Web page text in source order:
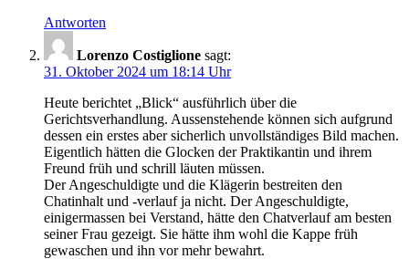
Antworten
Lorenzo Costiglione sagt:
31. Oktober 2024 um 18:14 Uhr
Heute berichtet „Blick“ ausführlich über die
Gerichtsverhandlung. Aussenstehende können sich aufgrund
dessen ein erstes aber sicherlich unvollständiges Bild machen.
Eigentlich hätten die Glocken der Praktikantin und ihrem
Freund früh und schrill läuten müssen.
Der Angeschuldigte und die Klägerin bestreiten den
Chatinhalt und -verlauf ja nicht. Der Angeschuldigte,
einigermassen bei Verstand, hätte den Chatverlauf am besten
seiner Frau gezeigt. Sie hätte ihm wohl die Kappe früh
gewaschen und ihn vor mehr bewahrt.